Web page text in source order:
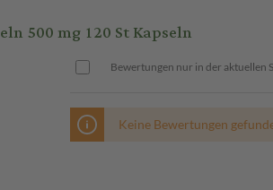
500 mg 120 St Kapseln
Bewertungen nur in der aktuellen
Keine Bewertungen